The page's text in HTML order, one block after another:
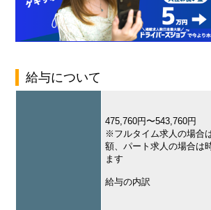
給与について
475,760円〜543,760円
※フルタイム求人の場合
額、パート求人の場合は
ます
給与の内訳